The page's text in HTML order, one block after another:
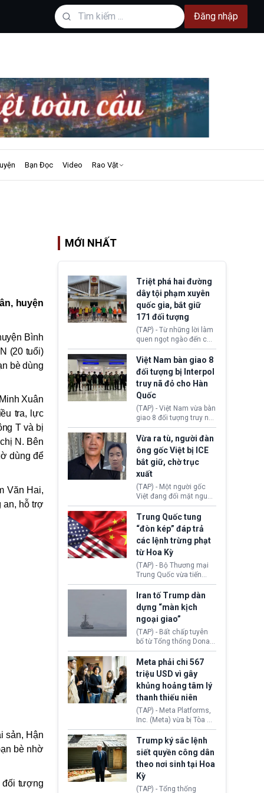
Đăng nhập
Bạn Đọc Video Rao Vặt
huyện
Bình
(20 tuổi)
bè dùng
Xuân
tra, lực
T và bị
N. Bên
dùng để
Văn Hai,
an, hỗ trợ
sản, Hận
bè nhờ
đối tượng
MỚI NHẤT
Triệt phá hai đường
dây tội phạm xuyên
quốc gia, bắt giữ
171 đối tượng
(TAP) - Từ những lời làm
quen ngọt ngào đến các
“sàn vàng ảo”, bất động
sản trực tuyến cùng
đường dây đánh bạc quy
mô lớn, hai tổ chức tội
phạm xuyên quốc gia đã
dựng lên mạng lưới hoạt
động tại Việt Nam và
Lào, lôi kéo hàng nghìn
người tham gia, luân
chuyển dòng tiền qua
nhiều lớp tài khoản. Sau
hơn 2 tuần phối hợp truy
xét, lực lượng chức năng
hai nước đã bắt giữ 171
Việt Nam bàn giao 8
đối tượng bị Interpol
truy nã đỏ cho Hàn
Quốc
(TAP) - Việt Nam vừa bàn
giao 8 đối tượng truy nã
đỏ Interpol cho lực lượng
chức năng Hàn Quốc.
Nhóm này bị xác định
lừa đảo 619 nạn nhân,
chiếm đoạt hơn 17,7 tỷ
KRW.
Vừa ra tù, người đàn
ông gốc Việt bị ICE
bắt giữ, chờ trục
xuất
(TAP) - Một người gốc
Việt đang đối mặt nguy
cơ bị trục xuất khỏi Hoa
Kỳ sau khi đã chấp hành
xong bản án liên quan
đến tội ác từ hơn 30
năm trước tại California.
Trung Quốc tung
“đòn kép” đáp trả
các lệnh trừng phạt
từ Hoa Kỳ
(TAP) - Bộ Thương mại
Trung Quốc vừa tiến
hành áp đặt lệnh trừng
phạt lên hàng loạt thực
thể và siết chặt kiểm
soát xuất khẩu máy bay
không người lái (UAV)
sang Hoa Kỳ. Động thái
này nhằm đáp trả các
biện pháp hạn chế
thương mại, áp thuế mới
cùng lệnh cấm công
nghệ gần đây từ phía
Washington.
Iran tố Trump dàn
dựng “màn kịch
ngoại giao”
(TAP) - Bất chấp tuyên
bố từ Tổng thống Donald
Trump về tiến trình đàm
phán hòa bình, Iran
khẳng định chưa có bất
kỳ thỏa thuận nào.
Tehran cho rằng, Hoa Kỳ
chỉ đang dàn dựng “màn
kịch ngoại giao” để xoa
dịu căng thẳng.
Meta phải chi 567
triệu USD vì gây
khủng hoảng tâm lý
thanh thiếu niên
(TAP) - Meta Platforms,
Inc. (Meta) vừa bị Tòa án
bang New Mexico yêu
cầu đóng góp 567 triệu
USD vào một quỹ khắc
phục hậu quả. Quyết
định này diễn ra sau khi
toà xác định, những nền
tảng mạng xã hội
Trump ký sắc lệnh
siết quyền công dân
theo nơi sinh tại Hoa
Kỳ
(TAP) - Tổng thống